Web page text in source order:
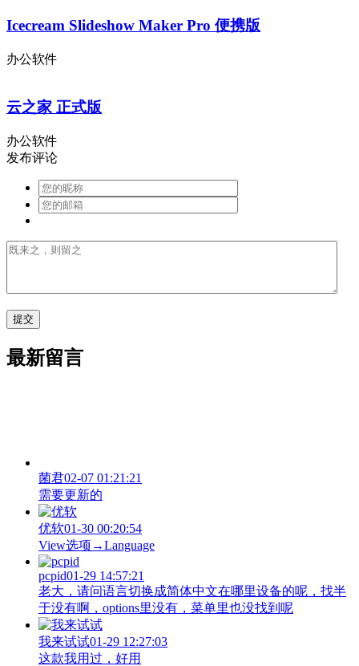
Icecream Slideshow Maker Pro 便携版
办公软件
云之家 正式版
办公软件
发布评论
最新留言
菌君02-07 01:21:21
需要更新的
优软01-30 00:20:54
View‌选项→Language
pcpid01-29 14:57:21
老大，请问语言切换成简体中文在哪里设备的呢，找半
于没有啊，options里没有，菜单里也没找到呢
我来试试01-29 12:27:03
这款我用过，好用